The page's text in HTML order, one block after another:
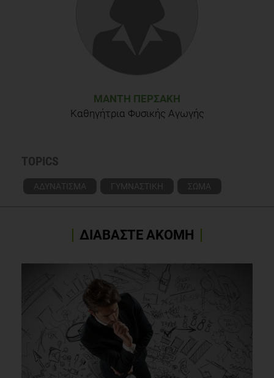
ΜΆΝΤΗ ΠΕΡΣΆΚΗ
Καθηγήτρια Φυσικής Αγωγής
TOPICS
ΑΔΥΝΑΤΙΣΜΑ ΓΥΜΝΑΣΤΙΚΗ ΣΩΜΑ
ΔΙΑΒΑΣΤΕ ΑΚΟΜΗ